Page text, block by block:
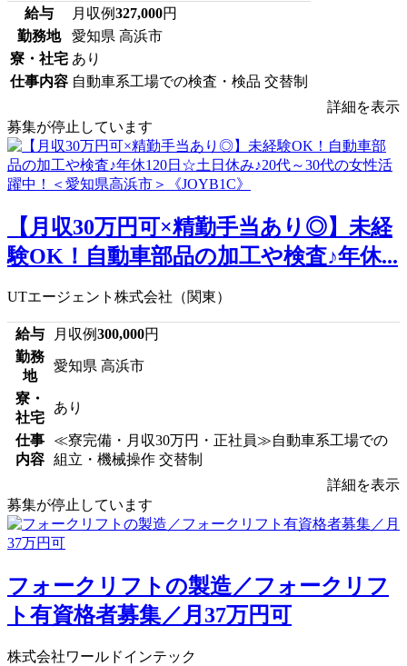
給与 月収例327,000円
勤務地
愛知県 高浜市
寮・社宅 あり
仕事内容 自動車系工場での検査・検品 交替制
詳細を表示
募集が停止しています
【月収30万円可×精勤手当あり◎】未経
験OK！自動車部品の加工や検査♪年休...
UTエージェント株式会社（関東）
給与 月収例300,000円
勤務
地
愛知県 高浜市
寮・
社宅
あり
仕事
内容
≪寮完備・月収30万円・正社員≫自動車系工場での
組立・機械操作 交替制
詳細を表示
募集が停止しています
フォークリフトの製造／フォークリフ
ト有資格者募集／月37万円可
株式会社ワールドインテック